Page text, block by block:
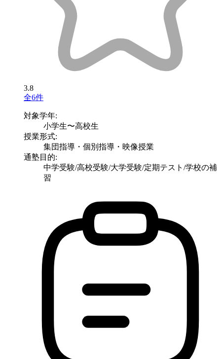
3.8
全6件
対象学年:
小学生〜高校生
授業形式:
集団指導・個別指導・映像授業
通塾目的:
中学受験/高校受験/大学受験/定期テスト/学校の補
習